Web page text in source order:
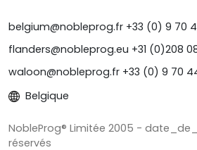
belgium@nobleprog.fr +33 (0) 9 70
flanders@nobleprog.eu +31 (0)208
waloon@nobleprog.fr +33 (0) 9 70
Belgique
NobleProg® Limitée 2005 -
réservés